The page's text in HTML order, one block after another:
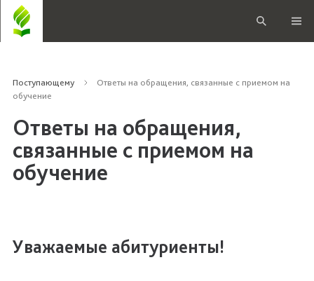
Поступающему
Ответы на обращения, связанные с приемом на
обучение
Ответы на обращения,
связанные с приемом на
обучение
Уважаемые абитуриенты!